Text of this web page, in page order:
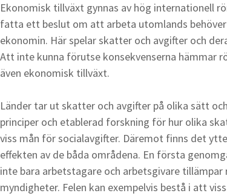
Ekonomisk tillväxt gynnas av hög internationell
fatta ett beslut om att arbeta utomlands
ekonomin. Här spelar skatter och avgifter och
Att inte kunna förutse konsekvenserna hämmar
även ekonomisk tillväxt.
Länder tar ut skatter och avgifter på olika sätt
principer och etablerad forskning för hur olika
viss mån för socialavgifter. Däremot finns det
effekten av de båda områdena. En första
inte bara arbetstagare och arbetsgivare
myndigheter. Felen kan exempelvis bestå i att